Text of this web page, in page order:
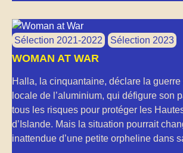
Sélection 2021-2022 Sélection 2023
WOMAN AT WAR
Halla, la cinquantaine, déclare la guerre
locale de l’aluminium, qui défigure son
tous les risques pour protéger les
d’Islande. Mais la situation pourrait
inattendue d’une petite orpheline dans